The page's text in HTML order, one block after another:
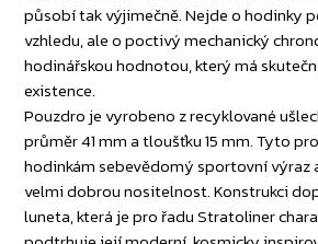
působí tak výjimečně. Nejde o hodinky
vzhledu, ale o poctivý mechanický
hodinářskou hodnotou, který má
existence.
Pouzdro je vyrobeno z recyklované
průměr 41 mm a tloušťku 15 mm. Tyto
hodinkám sebevědomý sportovní výraz
velmi dobrou nositelnost. Konstrukci
luneta, která je pro řadu Stratoliner